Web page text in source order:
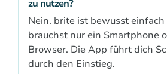
zu nutzen?
Nein. brite ist bewusst
brauchst nur ein Smartphone
Browser. Die App führt dich
durch den Einstieg.